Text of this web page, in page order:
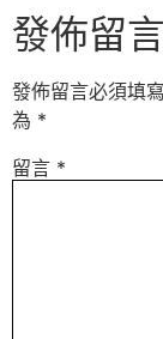
發佈留言
發佈留言必須填
為 *
留言 *